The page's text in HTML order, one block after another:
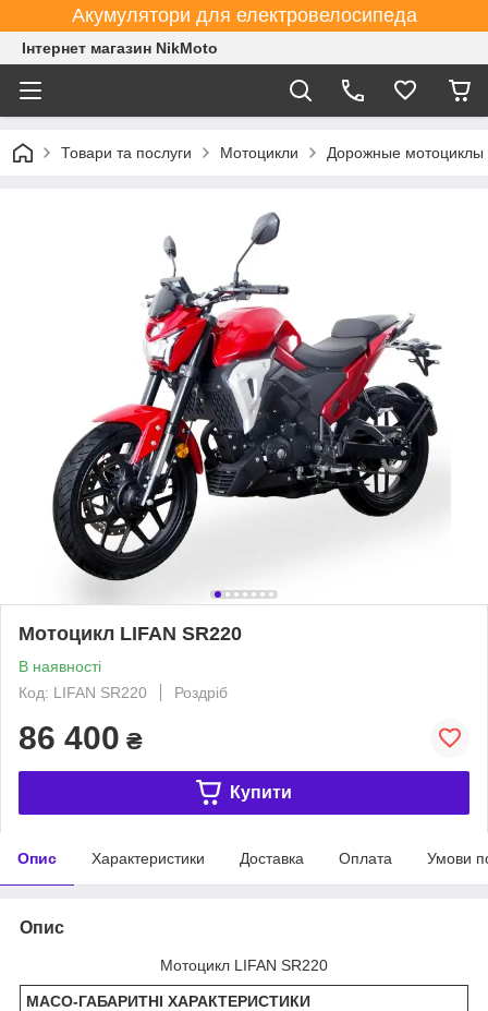
Акумулятори для електровелосипеда
Інтернет магазин NikMoto
Товари та послуги Мотоцикли Дорожные мотоциклы
Мотоцикл LIFAN SR220
В наявності
Код: LIFAN SR220
Роздріб
86 400 ₴
Купити
Опис Характеристики Доставка Оплата Умови
Опис
Мотоцикл LIFAN SR220
МАСО-ГАБАРИТНІ ХАРАКТЕРИСТИКИ